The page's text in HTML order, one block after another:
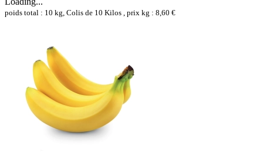
poids total : 10 kg, Colis de 10 Kilos , prix kg : 8,60 €